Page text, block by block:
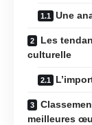
Une
Les
culturelle
meilleures